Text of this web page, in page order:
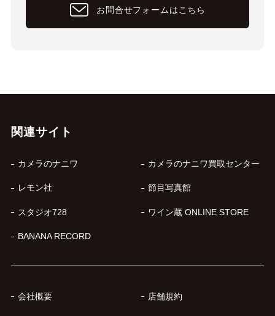
お問合せフォームはこちら
関連サイト
カメラのナニワ カメラのナニワ買取センター
レモン社 節目写真館
スタジオ728 ワイン蔵 ONLINE STORE
BANANA RECORD
会社概要 店舗規約